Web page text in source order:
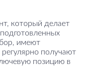
который делает
имеют
получают
позицию в